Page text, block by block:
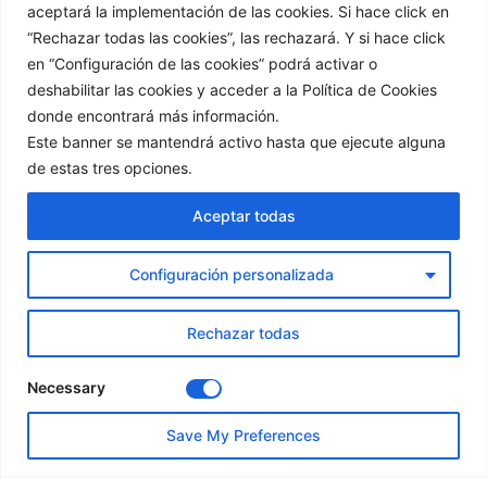
aceptará la implementación de las cookies. Si hace click en
“Rechazar todas las cookies”, las rechazará. Y si hace click
en “Configuración de las cookies” podrá activar o
deshabilitar las cookies y acceder a la Política de Cookies
donde encontrará más información.
Este banner se mantendrá activo hasta que ejecute alguna
de estas tres opciones.
Configuración personalizada
Rechazar todas
Aceptar todas
Necessary
Save My Preferences
CATEGORÍAS
Adolescentes
Belleza
Dulces
Psicología
Saladas
Sin categoría
TCA y Desordenes Alimentarios
Una Vida Más Sana
Videoblog
Videorecetas
Videos Colaboraciones